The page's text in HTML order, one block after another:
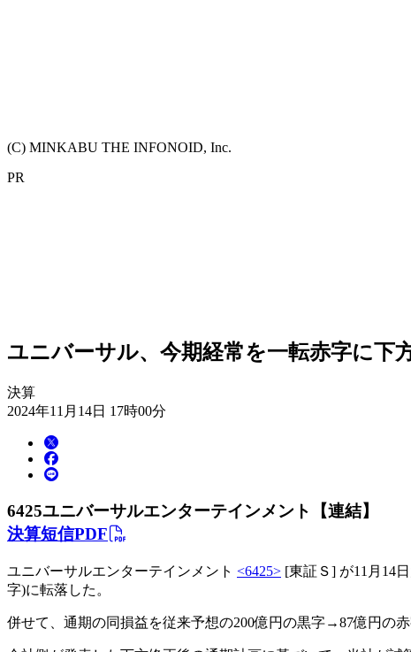
(C) MINKABU THE INFONOID, Inc.
PR
ユニバーサル、今期経常を一転赤字に下
決算
2024年11月14日 17時00分
6425ユニバーサルエンターテインメント【連結】
決算短信PDF
ユニバーサルエンターテインメント <6425> [東証Ｓ] が11月14
字)に転落した。
併せて、通期の同損益を従来予想の200億円の黒字→87億円の